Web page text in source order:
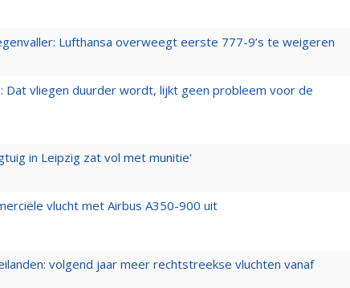
Lufthansa overweegt eerste 777-9’s te weigeren
Dat vliegen duurder wordt, lijkt geen probleem voor de
in Leipzig zat vol met munitie'
vlucht met Airbus A350-900 uit
volgend jaar meer rechtstreekse vluchten vanaf